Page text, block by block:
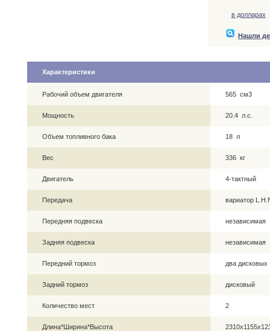
в долларах
Нашли
Характеристики
Рабочий объем двигателя 565 см3
Мощность 20.4 л.с.
Объем топливного бака 18 л
Вес 336 кг
Двигатель 4-тактный
Передача вариатор
Передняя подвеска независимая
Задняя подвеска независимая
Передний тормоз два дисковых
Задний тормоз дисковый
Количество мест 2
Длина*Ширина*Высота